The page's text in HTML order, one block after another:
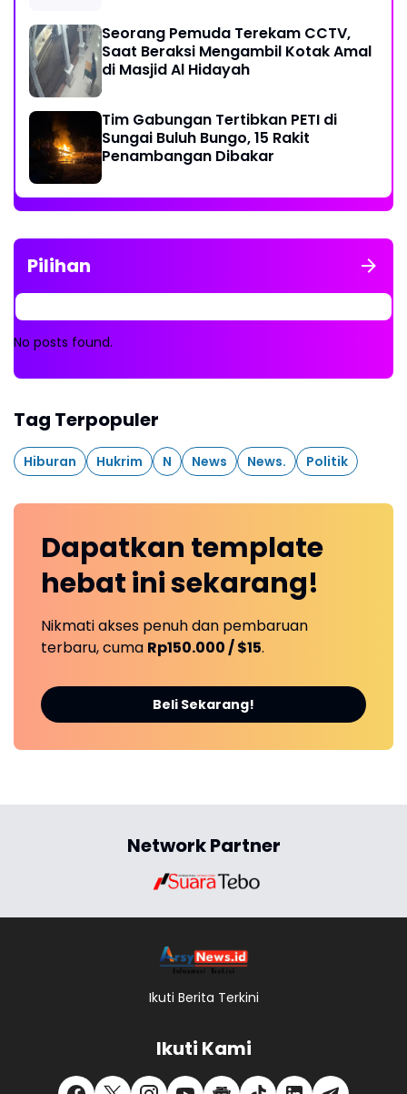
Seorang Pemuda Terekam CCTV,
Saat Beraksi Mengambil Kotak Amal
di Masjid Al Hidayah
Tim Gabungan Tertibkan PETI di
Sungai Buluh Bungo, 15 Rakit
Penambangan Dibakar
Pilihan
No posts found.
Tag Terpopuler
Hiburan Hukrim N News News. Politik
Dapatkan template
hebat inisekarang!
Nikmati akses penuh dan pembaruan
terbaru, cuma Rp150.000 / $15.
Beli Sekarang!
Network Partner
Ikuti Berita Terkini
Ikuti Kami